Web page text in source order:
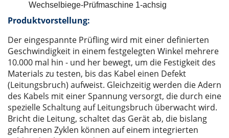
Wechselbiege-Prüfmaschine 1-achsig
Produktvorstellung:
Der eingespannte Prüfling wird mit einer definierten
Geschwindigkeit in einem festgelegten Winkel mehrere
10.000 mal hin - und her bewegt, um die Festigkeit des
Materials zu testen, bis das Kabel einen Defekt
(Leitungsbruch) aufweist. Gleichzeitig werden die Adern
des Kabels mit einer Spannung versorgt, die durch eine
spezielle Schaltung auf Leitungsbruch überwacht wird.
Bricht die Leitung, schaltet das Gerät ab, die bislang
gefahrenen Zyklen können auf einem integrierten